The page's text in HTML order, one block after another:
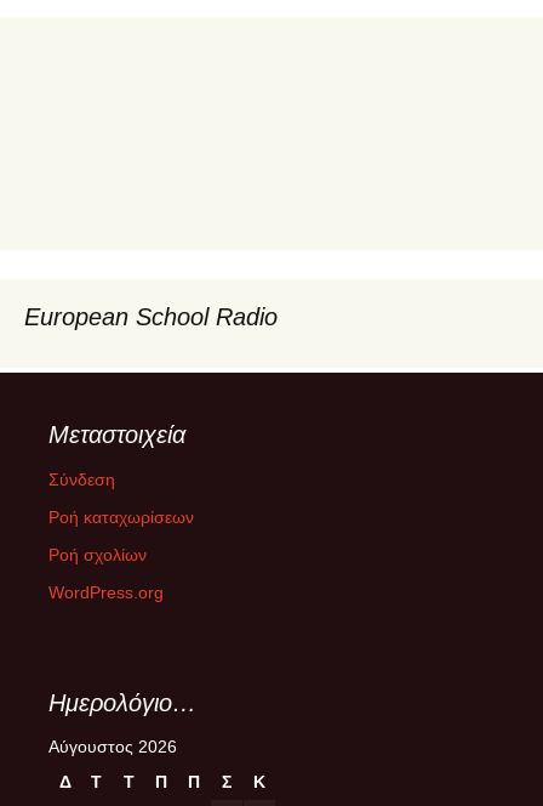
European School Radio
Μεταστοιχεία
Σύνδεση
Ροή καταχωρίσεων
Ροή σχολίων
WordPress.org
Ημερολόγιο…
Αύγουστος 2026
Δ
Τ Τ Π Π Σ
Κ